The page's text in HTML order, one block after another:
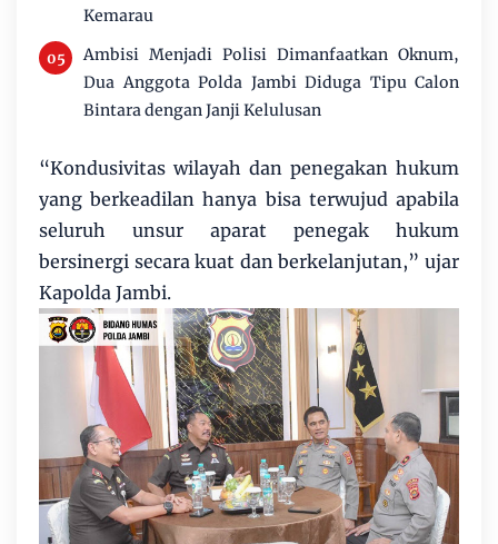
Kemarau
Ambisi Menjadi Polisi Dimanfaatkan Oknum,
Dua Anggota Polda Jambi Diduga Tipu Calon
Bintara dengan Janji Kelulusan
“Kondusivitas wilayah dan penegakan hukum
yang berkeadilan hanya bisa terwujud apabila
seluruh unsur aparat penegak hukum
bersinergi secara kuat dan berkelanjutan,” ujar
Kapolda Jambi.